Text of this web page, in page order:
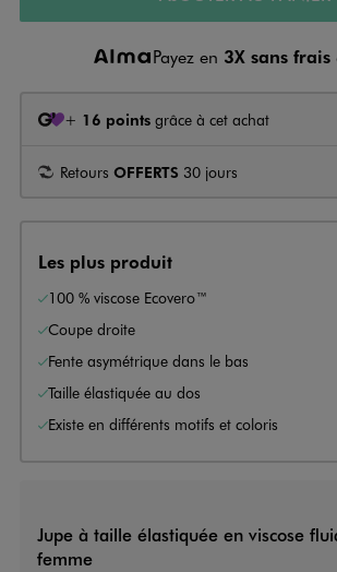
Payez en 3X sans frais
+ 16 points grâce à cet achat
Retours OFFERTS 30 jours
Les plus produit
100 % viscose Ecovero™
Coupe droite
Fente asymétrique dans le bas
Taille élastiquée au dos
Existe en différents motifs et coloris
Jupe à taille élastiquée en viscose
femme